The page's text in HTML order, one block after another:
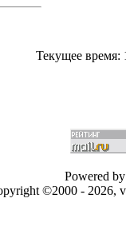
Текущее время:
Powered
©2000 - 2026,